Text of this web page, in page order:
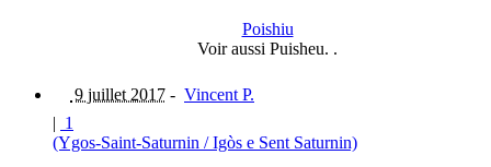
Poishiu
Voir aussi Puisheu. .
9 juillet 2017 - Vincent P.
1
(Ygos-Saint-Saturnin / Igòs e Sent Saturnin)